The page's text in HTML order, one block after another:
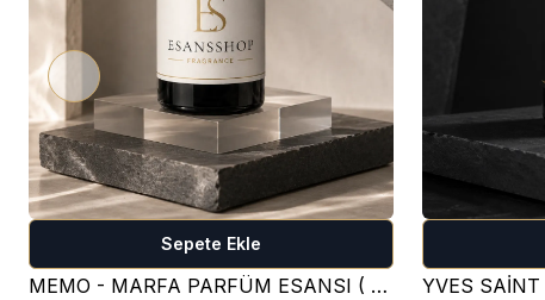
Sepete Ekle
MEMO - MARFA PARFÜM ESANSI ( ÇİÇEKSİ )